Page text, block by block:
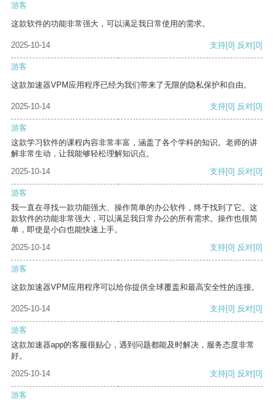
游客
这款软件的功能非常强大，可以满足我日常使用的需求。
2025-10-14 支持[0] 反对[0]
游客
这款加速器VPM应用程序已经为我们带来了无限的隐私保护和自由。
2025-10-14 支持[0] 反对[0]
游客
这款学习软件的课程内容非常丰富，涵盖了各个学科的知识。老师的讲
解非常生动，让我能够轻松理解知识点。
2025-10-14
支持[0] 反对[0]
游客
我一直在寻找一款功能强大、操作简单的办公软件，终于找到了它。这
款软件的功能非常强大，可以满足我日常办公的所有需求。操作也很简
单，即使是小白也能快速上手。
2025-10-14
支持[0] 反对[0]
游客
这款加速器VPM应用程序可以给你提供全球覆盖和最高安全性的连接。
2025-10-14 支持[0] 反对[0]
游客
这款加速器app的客服很贴心，遇到问题都能及时解决，服务态度非常
好。
2025-10-14
支持[0] 反对[0]
游客